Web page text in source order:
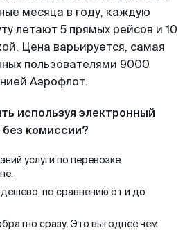
месяца в году, каждую
летают 5 прямых рейсов и 10
Цена варьируется, самая
пользователями 9000
Аэрофлот.
используя электронный
комиссии?
услуги по перевозке
по сравнению от и до
сразу. Это выгоднее чем